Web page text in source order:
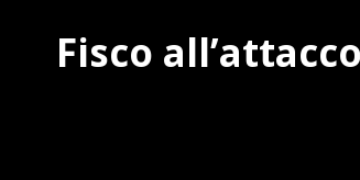
Fisco